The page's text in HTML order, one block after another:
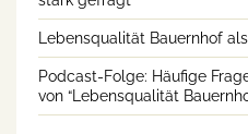
Lebensqualität Bauernhof
Podcast-Folge: Häufige
von “Lebensqualität